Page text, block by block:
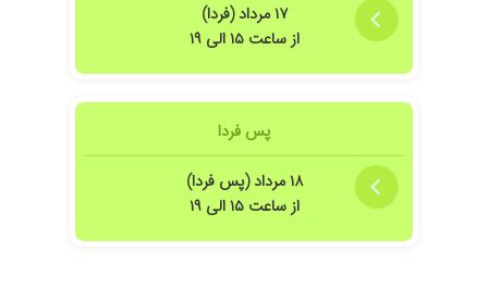
۱۷ مرداد (فردا)
از ساعت ۱۵ الی ۱۹
پس فردا
۱۸ مرداد (پس فردا)
از ساعت ۱۵ الی ۱۹